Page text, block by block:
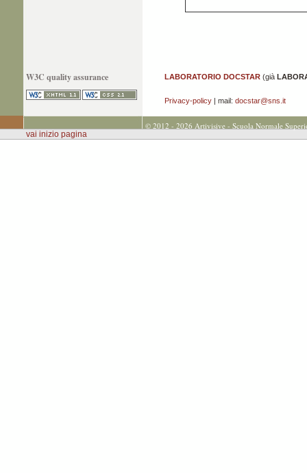
W3C quality assurance LABORATORIO DOCSTAR (già
Privacy-policy | mail: docstar@sns.it
© 2012 - 2026 Artivisive - Scuola Normale
vai inizio pagina